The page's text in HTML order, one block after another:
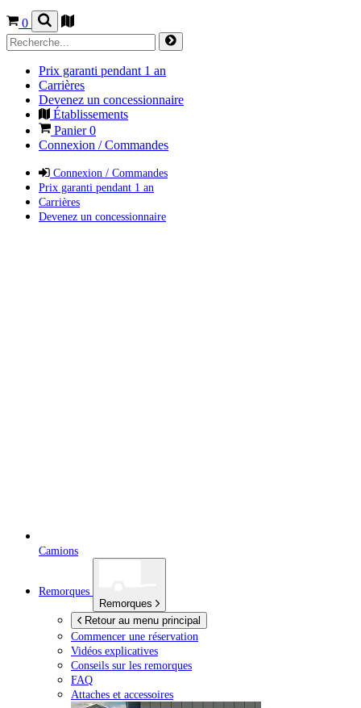
0
Prix garanti pendant 1 an
Carrières
Devenez un concessionnaire
Établissements
Panier0
Connexion / Commandes
Connexion / Commandes
Prix garanti pendant 1 an
Carrières
Devenez un concessionnaire
Camions
Remorques
Remorques
Retour au menu principal
Commencer une réservation
Vidéos explicatives
Conseils sur les remorques
FAQ
Attaches et accessoires